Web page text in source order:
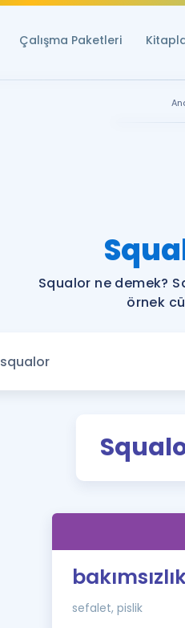
Çalışma Paketleri
Squalor ne demek?
örnek
sefalet, pislik